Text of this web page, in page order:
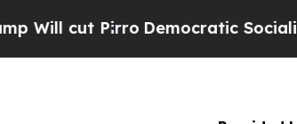
Socialists of America